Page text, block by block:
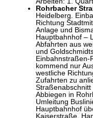
Rohrbacher
Heidelberg.
Richtung
Anlage und
Hauptbahnhof –
Abfahrten aus
und
Einbahnstraßen-
kommend nur
westliche
Zufahrten zu
Abbiegen in
Umleitung
Hauptbahnhof
Kaiserstraße,